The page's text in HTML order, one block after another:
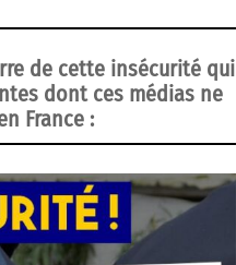
de cette insécurité qui
dont ces médias ne
France :